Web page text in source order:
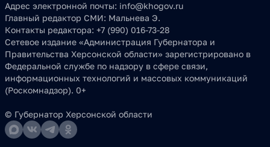
Адрес электронной почты: info@khogov.ru
Главный редактор СМИ: Мальнева Э.
Контакты редактора: +7 (990) 016-73-28
Сетевое издание «Администрация Губернатора и
Правительства Херсонской области» зарегистрировано в
Федеральной службе по надзору в сфере связи,
информационных технологий и массовых коммуникаций
(Роскомнадзор). 0+
© Губернатор Херсонской области